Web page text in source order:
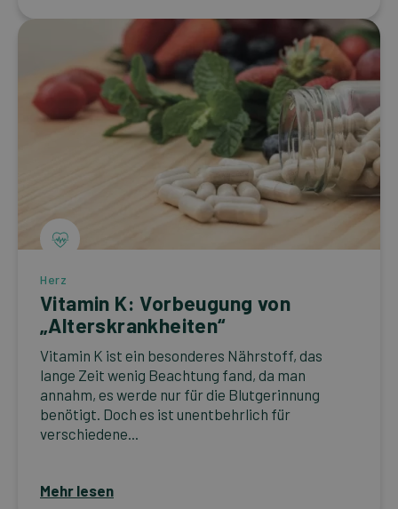
Herz
Vitamin K: Vorbeugung von
„Alterskrankheiten“
Vitamin K ist ein besonderes Nährstoff, das
lange Zeit wenig Beachtung fand, da man
annahm, es werde nur für die Blutgerinnung
benötigt. Doch es ist unentbehrlich für
verschiedene...
Mehr lesen